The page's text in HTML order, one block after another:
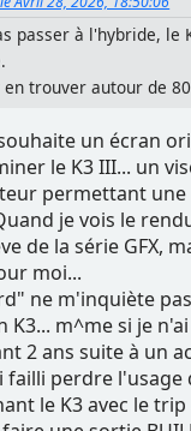
passer à l'hybride, le
trouver autour de
un écran
le K3 III... un
permettant
je vois le
de la série GFX,
moi...
ne m'inquiète
m^me si je
2 ans suite à un
failli perdre l'usage
le K3 avec le trip